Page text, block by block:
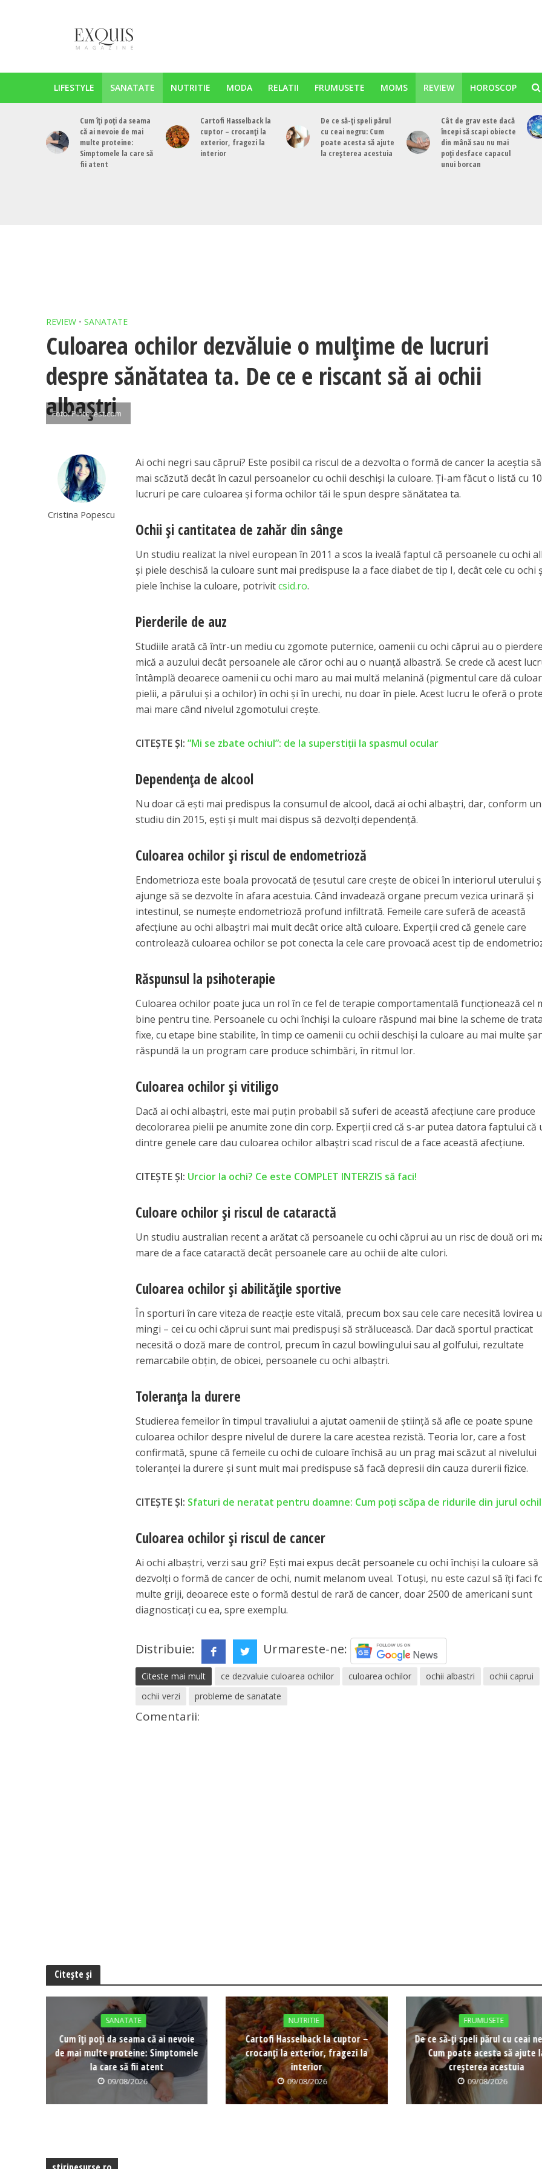
LIFESTYLE SANATATE NUTRITIE MODA RELATII FRUMUSETE MOMS REVIEW HOROSCOP
Cum îți poți da seama
că ai nevoie de mai
multe proteine:
Simptomele la care să
fii atent
Cartofi Hasselback la
cuptor – crocanți la
exterior, fragezi la
interior
De ce să-ți speli părul
cu ceai negru: Cum
poate acesta să ajute
la creșterea acestuia
Cât de grav este dacă
începi să scapi obiecte
din mână sau nu mai
poți desface capacul
unui borcan
REVIEW • SANATATE
Culoarea ochilor dezvăluie o mulţime de lucruri
despre sănătatea ta. De ce e riscant să ai ochii
albaştri
Foto: Pinterest.com
Cristina Popescu
Ai ochi negri sau căprui? Este posibil ca riscul de a dezvolta o formă de cancer la aceştia
mai scăzută decât în cazul persoanelor cu ochii deschişi la culoare. Ţi-am făcut o listă cu 10
lucruri pe care culoarea şi forma ochilor tăi le spun despre sănătatea ta.
Ochii şi cantitatea de zahăr din sânge
Un studiu realizat la nivel european în 2011 a scos la iveală faptul că persoanele cu ochi
şi piele deschisă la culoare sunt mai predispuse la a face diabet de tip I, decât cele cu ochi
piele închise la culoare, potrivitcsid.ro.
Pierderile de auz
Studiile arată că într-un mediu cu zgomote puternice, oamenii cu ochi căprui au o
mică a auzului decât persoanele ale căror ochi au o nuanţă albastră. Se crede că acest
întâmplă deoarece oamenii cu ochi maro au mai multă melanină (pigmentul care dă
pielii, a părului şi a ochilor) în ochi şi în urechi, nu doar în piele. Acest lucru le oferă o
mai mare când nivelul zgomotului creşte.
CITEȘTE ȘI:”Mi se zbate ochiul”: de la superstiții la spasmul ocular
Dependenţa de alcool
Nu doar că eşti mai predispus la consumul de alcool, dacă ai ochi albaştri, dar, conform
studiu din 2015, eşti şi mult mai dispus să dezvolţi dependenţă.
Culoarea ochilor şi riscul de endometrioză
Endometrioza este boala provocată de ţesutul care creşte de obicei în interiorul uterului
ajunge să se dezvolte în afara acestuia. Când invadează organe precum vezica urinară şi
intestinul, se numeşte endometrioză profund infiltrată. Femeile care suferă de această
afecţiune au ochi albaştri mai mult decât orice altă culoare. Experţii cred că genele care
controlează culoarea ochilor se pot conecta la cele care provoacă acest tip de
Răspunsul la psihoterapie
Culoarea ochilor poate juca un rol în ce fel de terapie comportamentală funcţionează cel
bine pentru tine. Persoanele cu ochi închişi la culoare răspund mai bine la scheme de
fixe, cu etape bine stabilite, în timp ce oamenii cu ochii deschişi la culoare au mai multe
răspundă la un program care produce schimbări, în ritmul lor.
Culoarea ochilor şi vitiligo
Dacă ai ochi albaştri, este mai puţin probabil să suferi de această afecţiune care produce
decolorarea pielii pe anumite zone din corp. Experţii cred că s-ar putea datora faptului că
dintre genele care dau culoarea ochilor albaştri scad riscul de a face această afecţiune.
CITEȘTE ȘI: Urcior la ochi? Ce este COMPLET INTERZIS să faci!
Culoare ochilor şi riscul de cataractă
Un studiu australian recent a arătat că persoanele cu ochi căprui au un risc de două ori
mare de a face cataractă decât persoanele care au ochii de alte culori.
Culoarea ochilor şi abilităţile sportive
În sporturi în care viteza de reacţie este vitală, precum box sau cele care necesită lovirea
mingi – cei cu ochi căprui sunt mai predispuşi să strălucească. Dar dacă sportul practicat
necesită o doză mare de control, precum în cazul bowlingului sau al golfului, rezultate
remarcabile obţin, de obicei, persoanele cu ochi albaştri.
Toleranţa la durere
Studierea femeilor în timpul travaliului a ajutat oamenii de ştiinţă să afle ce poate spune
culoarea ochilor despre nivelul de durere la care acestea rezistă. Teoria lor, care a fost
confirmată, spune că femeile cu ochi de culoare închisă au un prag mai scăzut al nivelului
toleranţei la durere şi sunt mult mai predispuse să facă depresii din cauza durerii fizice.
CITEȘTE ȘI: Sfaturi de neratat pentru doamne: Cum poţi scăpa de ridurile din jurul
Culoarea ochilor şi riscul de cancer
Ai ochi albaştri, verzi sau gri? Eşti mai expus decât persoanele cu ochi închişi la culoare să
dezvolţi o formă de cancer de ochi, numit melanom uveal. Totuşi, nu este cazul să îţi faci
multe griji, deoarece este o formă destul de rară de cancer, doar 2500 de americani sunt
diagnosticaţi cu ea, spre exemplu.
Distribuie: Urmareste-ne:
Citeste mai mult ce dezvaluie culoarea ochilor culoarea ochilor ochii albastri
ochii caprui
ochii verzi
probleme de sanatate
Comentarii:
Citește și
SANATATE
Cum îți poți da seama că ai nevoie
de mai multe proteine: Simptomele
la care să fii atent
09/08/2026
NUTRITIE
Cartofi Hasselback la cuptor –
crocanți la exterior, fragezi la
interior
09/08/2026
FRUMUSETE
De ce să-ți speli părul cu ceai
Cum poate acesta să ajute
creșterea acestuia
09/08/2026